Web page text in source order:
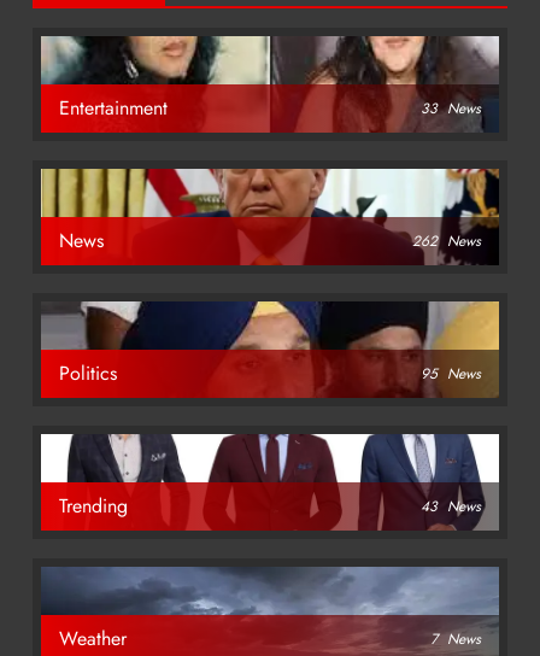
Entertainment 33 News
News 262 News
Politics 95 News
Trending 43 News
Weather 7 News